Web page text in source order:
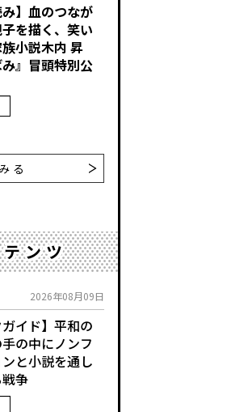
み】血のつなが
を描く、笑い
小説――木内 昇
み』冒頭特別公
る
ンツ
2026年08月09日
ガイド】平和の
の中に――ノンフ
と小説を通し
争